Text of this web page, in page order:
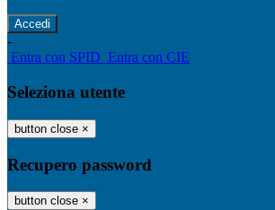
-
Entra con SPID Entra con CIE
Seleziona utente
button close ×
Recupero password
button close ×